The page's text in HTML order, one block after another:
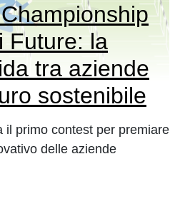
Future: la
tra aziende
sostenibile
il primo contest per premiare
delle aziende